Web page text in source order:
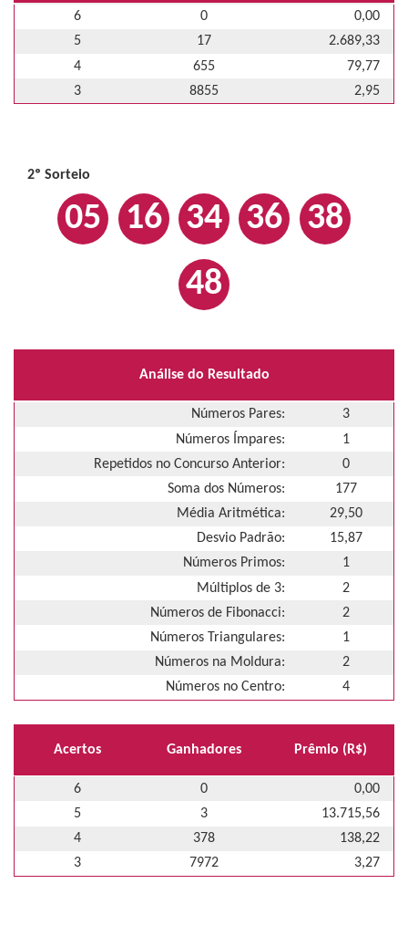
6 0
0,00
5
17
2.689,33
4
655
79,77
3
8855 2,95
2º Sorteio
05 16 34 36
38
48
Análise do Resultado
Números Pares:
3
Números Ímpares:
1
Repetidos no Concurso Anterior:
0
Soma dos Números:
177
Média Aritmética:
29,50
Desvio Padrão:
15,87
Números Primos:
1
Múltiplos de 3:
2
Números de Fibonacci:
2
Números Triangulares:
1
Números na Moldura:
2
Números no Centro:
4
Acertos Ganhadores Prêmio (R$)
6 0
0,00
5
3
13.715,56
4
378
138,22
3
7972 3,27